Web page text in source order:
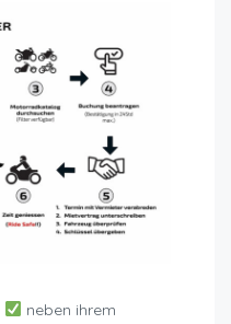
neben ihrem